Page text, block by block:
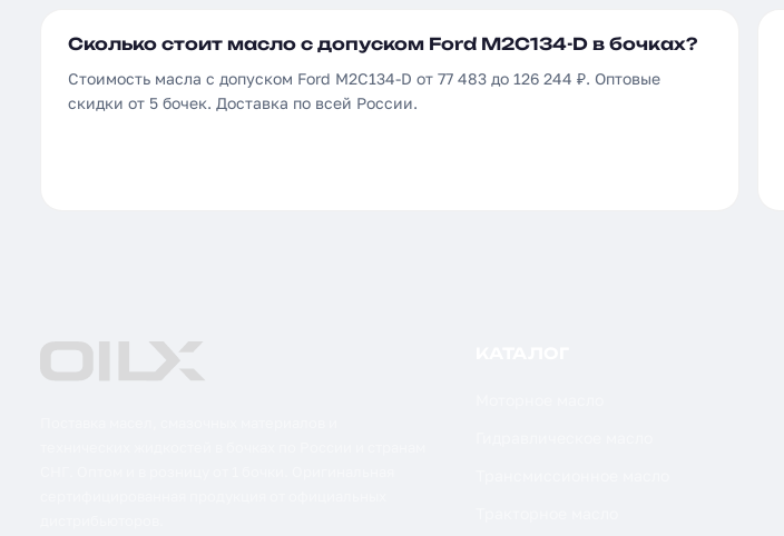
Сколько стоит масло с допуском Ford M2C134-D в бочках?
Стоимость масла с допуском Ford M2C134-D от 77 483 до 126 244 ₽. Оптовые
скидки от 5 бочек. Доставка по всей России.